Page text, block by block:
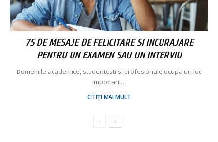
75 DE MESAJE DE FELICITARE SI INCURAJARE
PENTRU UN EXAMEN SAU UN INTERVIU
Domeniile academice, studentesti si profesionale ocupa un loc
important...
CITIȚI MAI MULT